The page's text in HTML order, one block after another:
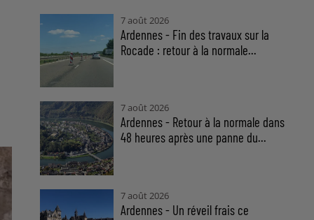
7 août 2026
Ardennes - Fin des travaux sur la
Rocade : retour à la normale...
7 août 2026
Ardennes - Retour à la normale dans
48 heures après une panne du...
7 août 2026
Ardennes - Un réveil frais ce